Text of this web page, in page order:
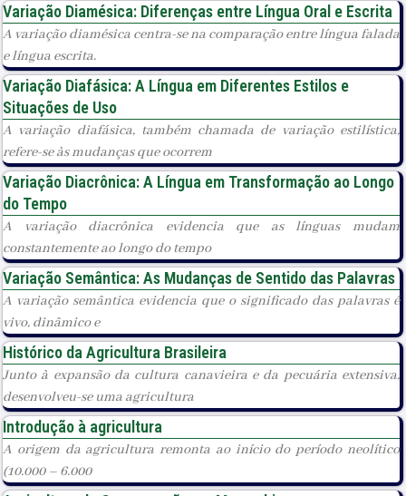
Variação Diamésica: Diferenças entre Língua Oral e Escrita
A variação diamésica centra-se na comparação entre língua falada
e língua escrita.
Variação Diafásica: A Língua em Diferentes Estilos e
Situações de Uso
A variação diafásica, também chamada de variação estilística,
refere-se às mudanças que ocorrem
Variação Diacrônica: A Língua em Transformação ao Longo
do Tempo
A variação diacrônica evidencia que as línguas mudam
constantemente ao longo do tempo
Variação Semântica: As Mudanças de Sentido das Palavras
A variação semântica evidencia que o significado das palavras é
vivo, dinâmico e
Histórico da Agricultura Brasileira
Junto à expansão da cultura canavieira e da pecuária extensiva,
desenvolveu-se uma agricultura
Introdução à agricultura
A origem da agricultura remonta ao início do período neolítico
(10.000 – 6.000